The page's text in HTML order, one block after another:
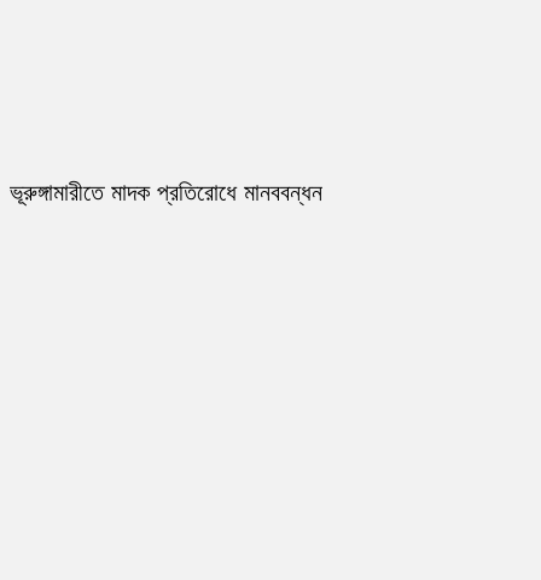
ভূরুঙ্গামারীতে মাদক প্রতিরোধে মানববন্ধন